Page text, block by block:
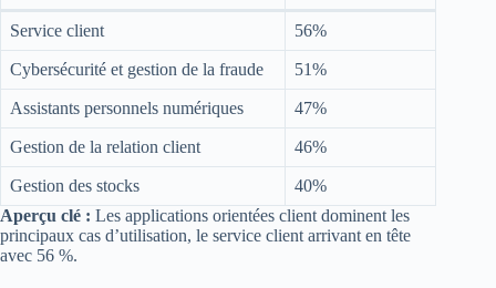
Service client 56%
Cybersécurité et gestion de la fraude 51%
Assistants personnels numériques 47%
Gestion de la relation client 46%
Gestion des stocks
40%
Aperçu clé : Les applications orientées client dominent les
principaux cas d’utilisation, le service client arrivant en tête
avec 56 %.